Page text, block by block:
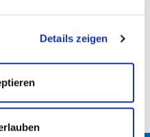
Details zeigen